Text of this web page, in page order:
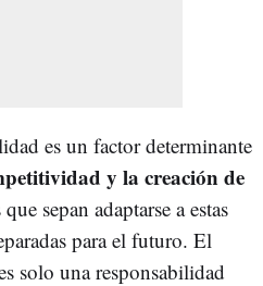
es un factor determinante
y la creación de
sepan adaptarse a estas
para el futuro. El
solo una responsabilidad